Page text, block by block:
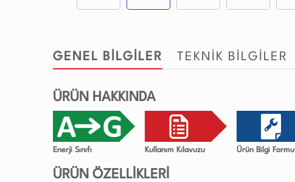
GENEL BİLGİLER TEKNİK BİLGİLER
ÜRÜN HAKKINDA
Enerji Sınıfı Kullanım Kılavuzu Ürün Bilgi Formu
ÜRÜN ÖZELLİKLERİ